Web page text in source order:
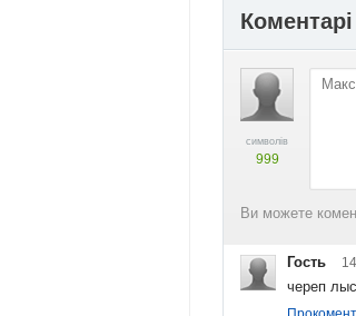
символів
999
Ви можете
Гость
череп